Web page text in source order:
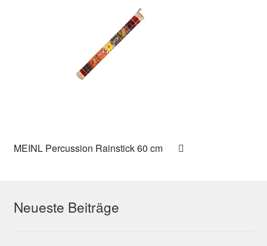
MEINL Percussion Rainstick 60 cm
Neueste Beiträge